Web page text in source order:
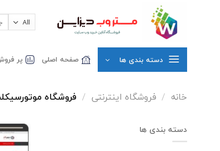
دسته بندی ها صفحه اصلی پر
خانه / فروشگاه اینترنتی / فروشگاه
دسته بندی ها